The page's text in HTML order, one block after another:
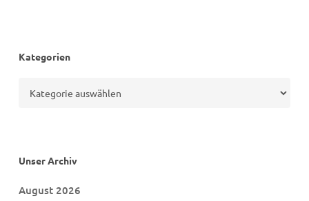
Kategorien
Unser Archiv
August 2026